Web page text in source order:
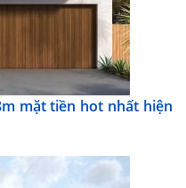
mặt tiền hot nhất hiện